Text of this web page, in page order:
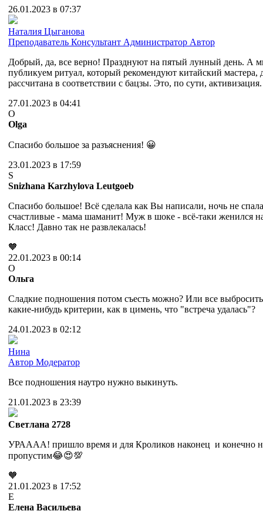
26.01.2023 в 07:37
Наталия Цыганова
Преподаватель Консультант Администратор Автор
Добрый, да, все верно! Празднуют на пятый лунный день. А
публикуем ритуал, который рекомендуют китайский мастера,
рассчитана в соответствии с бацзы. Это, по сути, активизация.
27.01.2023 в 04:41
O
Olga
Спасибо большое за разъяснения! 😀
23.01.2023 в 17:59
S
Snizhana Karzhylova Leutgoeb
Спасибо большое! Всё сделала как Вы написали, ночь не
счастливые - мама шаманит! Муж в шоке - всё-таки женился
Класс! Давно так не развлекалась!
🧡
22.01.2023 в 00:14
О
Ольга
Сладкие подношения потом съесть можно? Или все
какие-нибудь критерии, как в цимень, что "встреча удалась"?
24.01.2023 в 02:12
Нина
Автор Модератор
Все подношения наутро нужно выкинуть.
21.01.2023 в 23:39
Cветлана 2728
УРАААА! пришло время и для Кроликов наконец и конечно
пропустим😂😍💯
🧡
21.01.2023 в 17:52
Е
Елена Васильева